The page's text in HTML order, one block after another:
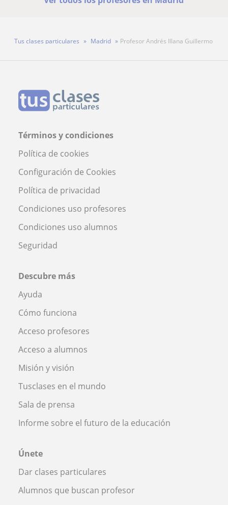
Tus clases particulares Madrid Profesor Andrés Illana Guillermo
Términos y condiciones
Política de cookies
Configuración de Cookies
Política de privacidad
Condiciones uso profesores
Condiciones uso alumnos
Seguridad
Descubre más
Ayuda
Cómo funciona
Acceso profesores
Acceso a alumnos
Misión y visión
Tusclases en el mundo
Sala de prensa
Informe sobre el futuro de la educación
Únete
Dar clases particulares
Alumnos que buscan profesor